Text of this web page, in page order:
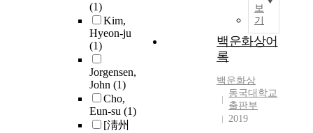
(1)
Kim,
Hyeon-ju
(1)
Jorgensen,
John (1)
Cho,
Eun-su (1)
[淸州
보
기
백운화상어
록
백운화상
동국대학교
출판부
2019